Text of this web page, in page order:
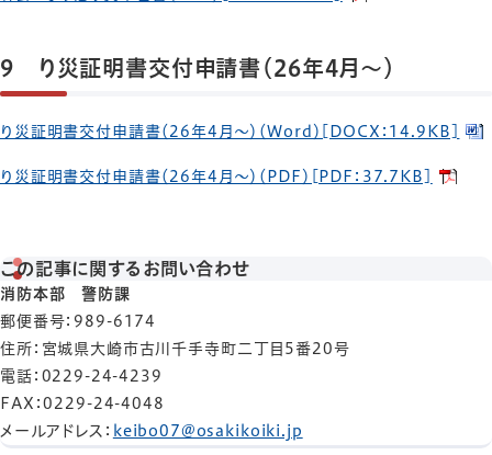
9 り災証明書交付申請書（26年4月～）
り災証明書交付申請書（26年4月～）（Word）[DOCX：14.9KB]
り災証明書交付申請書（26年4月～）（PDF）[PDF：37.7KB]
この記事に関するお問い合わせ
消防本部 警防課
郵便番号：989-6174
住所 ：宮城県大崎市古川千手寺町二丁目5番20号
電話 ：0229-24-4239
FAX ：0229-24-4048
メールアドレス ： keibo07@osakikoiki.jp